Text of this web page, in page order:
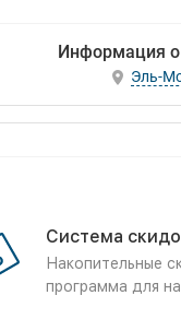
Информация о
Эль-
Система
Накопительные
программа для